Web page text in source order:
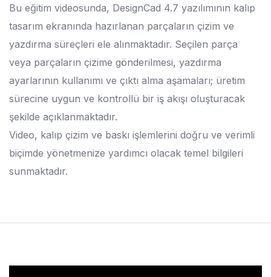
Bu eğitim videosunda, DesignCad 4.7 yazılımının kalıp
tasarım ekranında hazırlanan parçaların çizim ve
yazdırma süreçleri ele alınmaktadır. Seçilen parça
veya parçaların çizime gönderilmesi, yazdırma
ayarlarının kullanımı ve çıktı alma aşamaları; üretim
sürecine uygun ve kontrollü bir iş akışı oluşturacak
şekilde açıklanmaktadır.
Video, kalıp çizim ve baskı işlemlerini doğru ve verimli
biçimde yönetmenize yardımcı olacak temel bilgileri
sunmaktadır.